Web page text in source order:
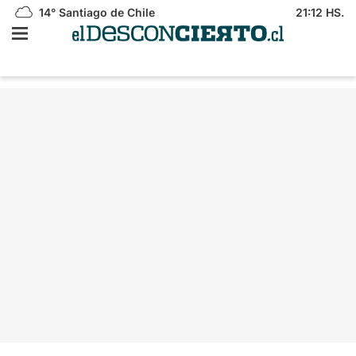
14° Santiago de Chile 21:12 HS.